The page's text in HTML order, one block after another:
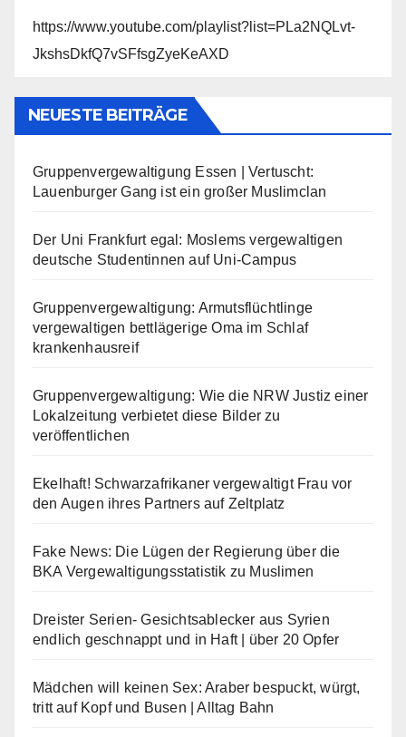
https://www.youtube.com/playlist?list=PLa2NQLvt-
JkshsDkfQ7vSFfsgZyeKeAXD
NEUESTE BEITRÄGE
Gruppenvergewaltigung Essen | Vertuscht:
Lauenburger Gang ist ein großer Muslimclan
Der Uni Frankfurt egal: Moslems vergewaltigen
deutsche Studentinnen auf Uni-Campus
Gruppenvergewaltigung: Armutsflüchtlinge
vergewaltigen bettlägerige Oma im Schlaf
krankenhausreif
Gruppenvergewaltigung: Wie die NRW Justiz einer
Lokalzeitung verbietet diese Bilder zu
veröffentlichen
Ekelhaft! Schwarzafrikaner vergewaltigt Frau vor
den Augen ihres Partners auf Zeltplatz
Fake News: Die Lügen der Regierung über die
BKA Vergewaltigungsstatistik zu Muslimen
Dreister Serien- Gesichtsablecker aus Syrien
endlich geschnappt und in Haft | über 20 Opfer
Mädchen will keinen Sex: Araber bespuckt, würgt,
tritt auf Kopf und Busen | Alltag Bahn